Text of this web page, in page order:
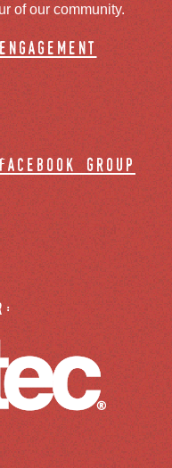
of our community.
group